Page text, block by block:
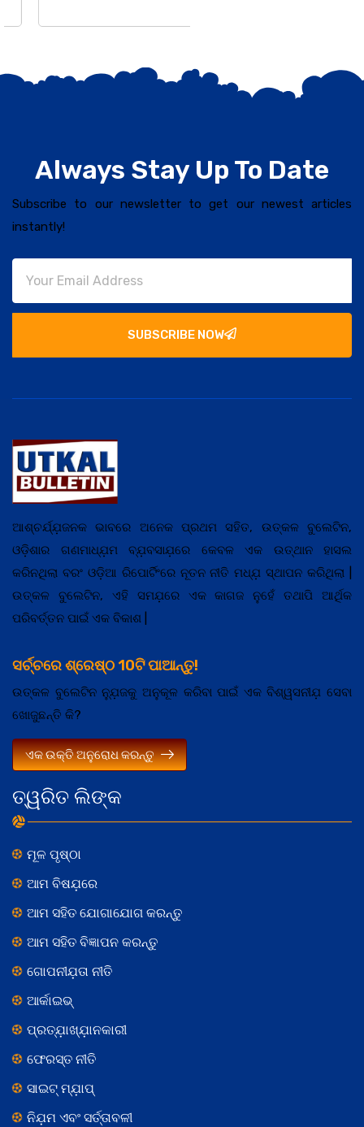
Always Stay Up To Date
Subscribe to our newsletter to get our newest articles
instantly!
SUBSCRIBE NOW
ତ୍ୱରିତ ଲିଙ୍କ
ମୂଳ ପୃଷ୍ଠା
ଆମ ବିଷଯ଼ରେ
ଆମ ସହିତ ଯୋଗାଯୋଗ କରନ୍ତୁ
ଆମ ସହିତ ବିଜ୍ଞାପନ କରନ୍ତୁ
ଗୋପନୀଯ଼ତା ନୀତି
ଆର୍କାଇଭ୍
ପ୍ରତ୍ଯ଼ାଖ୍ଯ଼ାନକାରୀ
ଫେରସ୍ତ ନୀତି
ସାଇଟ୍ ମ୍ଯ଼ାପ୍
ନିଯ଼ମ ଏବଂ ସର୍ତ୍ତାବଳୀ
ଆଶ୍ଚର୍ଯ୍ଯ଼ଜନକ ଭାବରେ ଅନେକ ପ୍ରଥମ ସହିତ, ଉତ୍କଳ ବୁଲେଟିନ,
ଓଡ଼ିଶାର ଗଣମାଧ୍ଯ଼ମ ବ୍ଯ଼ବସାଯ଼ରେ କେବଳ ଏକ ଉତ୍ଥାନ ହାସଲ
କରିନଥିଲା ବରଂ ଓଡ଼ିଆ ରିପୋର୍ଟିଂରେ ନୂତନ ନୀତି ମଧ୍ଯ଼ ସ୍ଥାପନ କରିଥିଲା |
ଉତ୍କଳ ବୁଲେଟିନ, ଏହି ସମଯ଼ରେ ଏକ କାଗଜ ନୁହେଁ ତଥାପି ଆର୍ଥିକ
ପରିବର୍ତ୍ତନ ପାଇଁ ଏକ ବିକାଶ |
ସର୍ଚ୍ଚରେ ଶ୍ରେଷ୍ଠ 10ଟି ପାଆନ୍ତୁ!
ଉତ୍କଳ ବୁଲେଟିନ ନ୍ଯ଼ୁଜକୁ ଅନୁକୂଳ କରିବା ପାଇଁ ଏକ ବିଶ୍ୱସନୀଯ଼ ସେବା
ଖୋଜୁଛନ୍ତି କି?
ଏକ ଉକ୍ତି ଅନୁରୋଧ କରନ୍ତୁ